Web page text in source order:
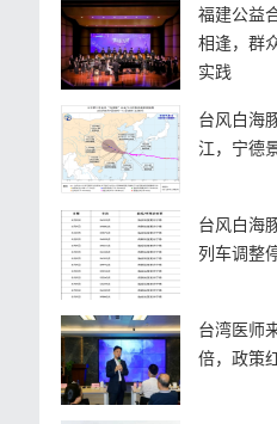
福建公益
相逢，群
实践
台风白海
江，宁德
台风白海
列车调整
台湾医师
倍，政策